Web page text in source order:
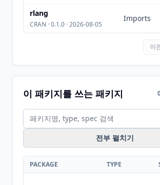
rlang
CRAN · 0.1.0 · 2026-08-05
Imports
이
이 패키지를 쓰는 패키지
전부 펼치기
PACKAGE TYPE